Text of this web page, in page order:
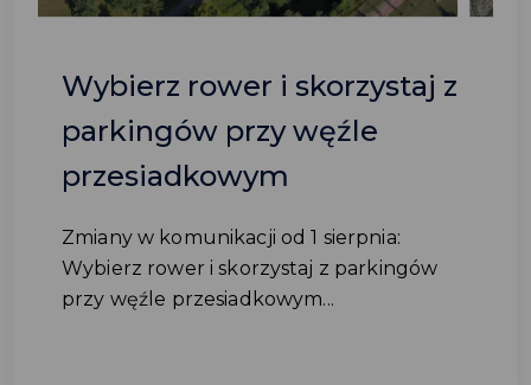
Wybierz rower i skorzystaj z
parkingów przy węźle
przesiadkowym
Zmiany w komunikacji od 1 sierpnia:
Wybierz rower i skorzystaj z parkingów
przy węźle przesiadkowym...